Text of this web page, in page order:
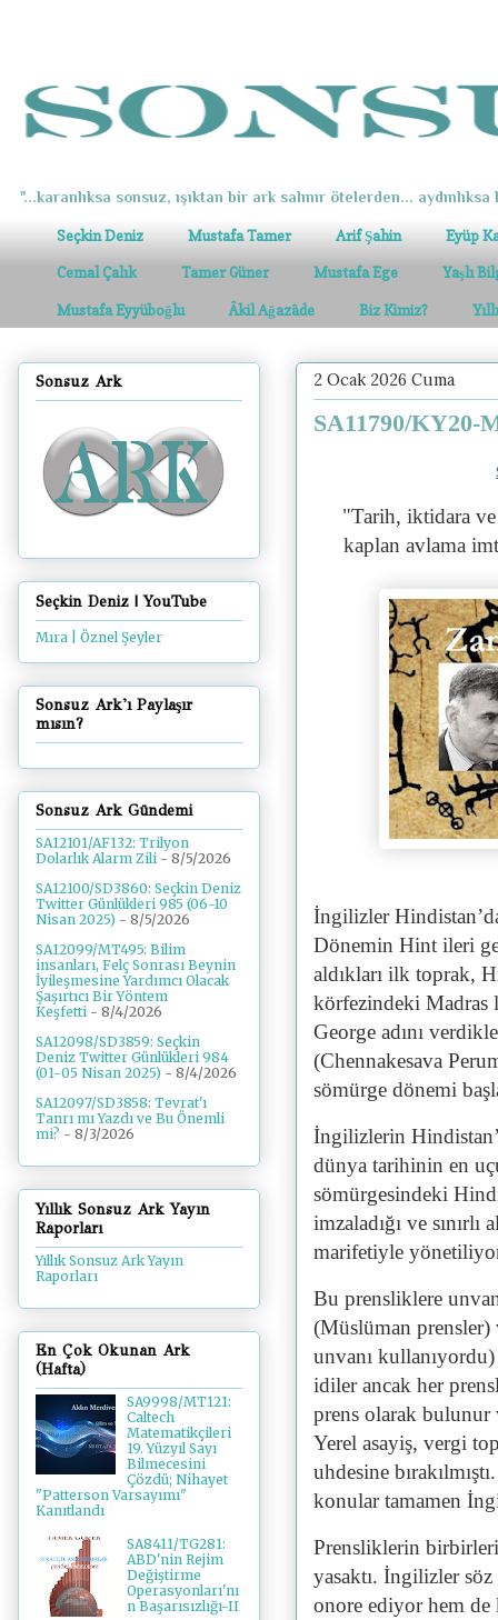
"...karanlıksa sonsuz, ışıktan bir ark salınır ötelerden... aydınlıksa
Seçkin Deniz Mustafa Tamer Arif Şahin Eyüp
Cemal Çalık Tamer Güner Mustafa Ege Yaşlı
Mustafa Eyyüboğlu Âkil Ağazâde Biz Kimiz?
2 Ocak 2026 Cuma
SA11790/KY20-
"Tarih, iktidara
kaplan avlama
İngilizler
Dönemin Hint ileri
aldıkları ilk toprak,
körfezindeki Madras
George adını
(Chennakesava
sömürge dönemi
İngilizlerin
dünya tarihinin en
sömürgesindeki
imzaladığı ve
marifetiyle
Bu prensliklere
(Müslüman prensler)
unvanı
idiler ancak her
prens olarak
Yerel asayiş, vergi
uhdesine
konular tamamen
Prensliklerin
yasaktı. İngilizler
onore ediyor hem
Sonsuz Ark
Seçkin Deniz | YouTube
Mıra | Öznel Şeyler
Sonsuz Ark'ı Paylaşır
mısın?
Sonsuz Ark Gündemi
SA12101/AF132: Trilyon
Dolarlık Alarm Zili - 8/5/2026
SA12100/SD3860: Seçkin Deniz
Twitter Günlükleri 985 (06-10
Nisan 2025) - 8/5/2026
SA12099/MT495: Bilim
insanları, Felç Sonrası Beynin
İyileşmesine Yardımcı Olacak
Şaşırtıcı Bir Yöntem
Keşfetti - 8/4/2026
SA12098/SD3859: Seçkin
Deniz Twitter Günlükleri 984
(01-05 Nisan 2025) - 8/4/2026
SA12097/SD3858: Tevrat'ı
Tanrı mı Yazdı ve Bu Önemli
mi? - 8/3/2026
Yıllık Sonsuz Ark Yayın
Raporları
Yıllık Sonsuz Ark Yayın
Raporları
En Çok Okunan Ark
(Hafta)
SA9998/MT121:
Caltech
Matematikçileri
19. Yüzyıl Sayı
Bilmecesini
Çözdü; Nihayet
"Patterson Varsayımı"
Kanıtlandı
SA8411/TG281:
ABD'nin Rejim
Değiştirme
Operasyonları'nı
n Başarısızlığı-II